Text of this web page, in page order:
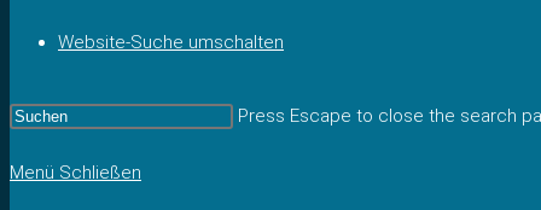
Website-Suche umschalten
Press Escape to close the search
Menü Schließen